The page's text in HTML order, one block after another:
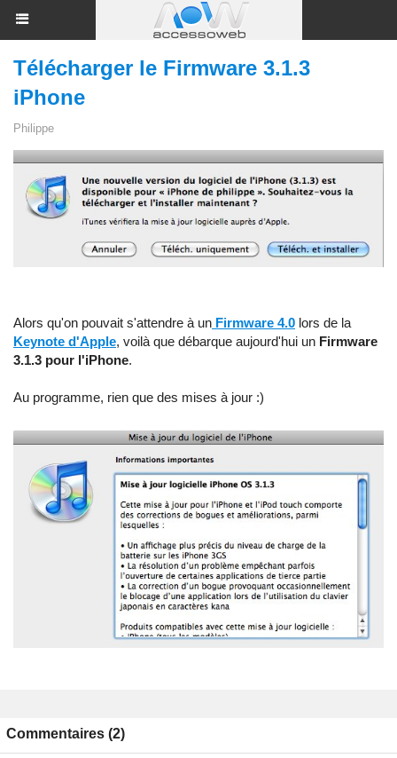
Télécharger le Firmware 3.1.3
iPhone
Philippe
Alors qu'on pouvait s'attendre à un Firmware 4.0 lors de la
Keynote d'Apple, voilà que débarque aujourd'hui un Firmware
3.1.3 pour l'iPhone.
Au programme, rien que des mises à jour :)
Commentaires (2)